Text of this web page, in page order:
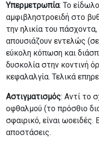
Υπερμετρωπία: Το
αμφιβληστροειδή στο
την ηλικία του
απουσιάζουν εντελώς
εύκολη κόπωση και
δυσκολία στην κοντινή
κεφαλαλγία. Τελικά
Αστιγματισμός: Αντί το
οφθαλμού (το πρόσθιο
σφαιρικό, είναι
αποστάσεις.